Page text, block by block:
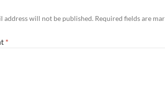
address will not be published. Required fields are
*